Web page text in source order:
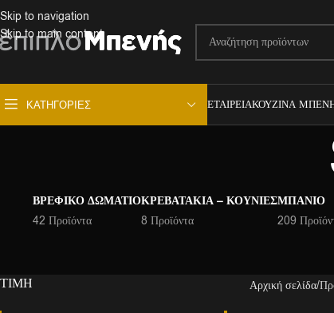
Skip to navigation
Skip to main content
ΚΑΤΗΓΟΡΊΕΣ ΕΤΑΙΡΕΊΑΚΟΥΖΊΝΑ
ΒΡΕΦΙΚΌ ΔΩΜΆΤΙΟ
42 Προϊόντα
ΚΡΕΒΑΤΆΚΙΑ – ΚΟΎΝΙΕΣ
8 Προϊόντα
ΜΠΆΝΙΟ
209
ΤΙΜΉ Αρχική σελίδα